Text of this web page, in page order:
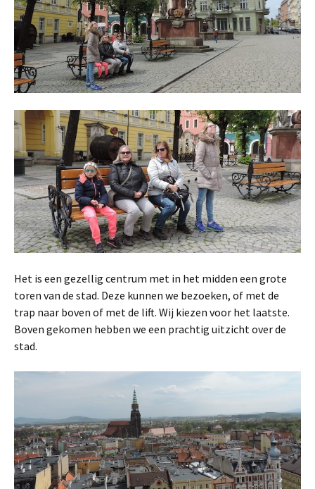
Het is een gezellig centrum met in het midden een grote
toren van de stad. Deze kunnen we bezoeken, of met de
trap naar boven of met de lift. Wij kiezen voor het laatste.
Boven gekomen hebben we een prachtig uitzicht over de
stad.